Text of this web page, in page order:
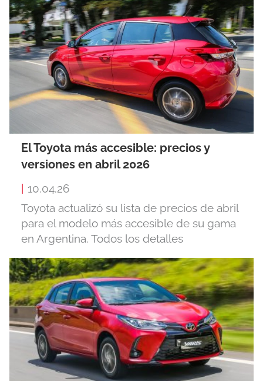
El Toyota más accesible: precios y
versiones en abril 2026
10.04.26
Toyota actualizó su lista de precios de abril
para el modelo más accesible de su gama
en Argentina. Todos los detalles